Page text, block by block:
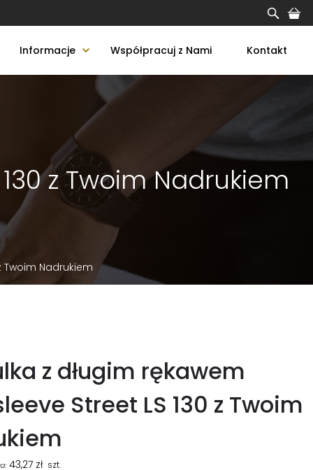
Informacje Współpracuj z Nami Kontakt
z Twoim Nadrukiem
Twoim Nadrukiem
z długim rękawem
Street LS 130 z Twoim
43,27 zł szt.